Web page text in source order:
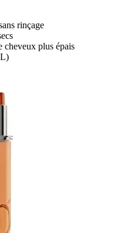
rinçage
cheveux plus épais